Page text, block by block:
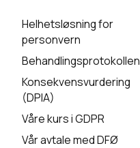
Helhetsløsning for
personvern
Behandlingsprotokollen
Konsekvensvurdering
(DPIA)
Våre kurs i GDPR
Vår avtale med DFØ